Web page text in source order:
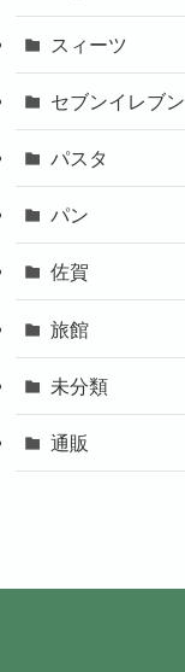
スィーツ
セブンイレブン
パスタ
パン
佐賀
旅館
未分類
通販